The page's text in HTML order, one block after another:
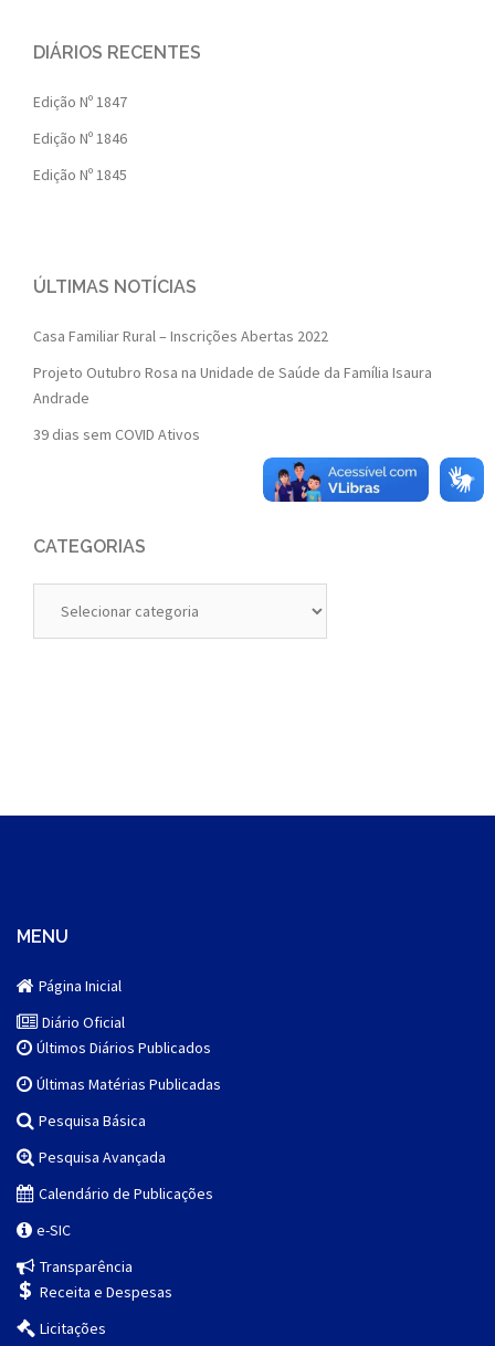
DIÁRIOS RECENTES
Edição Nº 1847
Edição Nº 1846
Edição Nº 1845
ÚLTIMAS NOTÍCIAS
Casa Familiar Rural – Inscrições Abertas 2022
Projeto Outubro Rosa na Unidade de Saúde da Família Isaura
Andrade
39 dias sem COVID Ativos
CATEGORIAS
MENU
Página Inicial
Diário Oficial
Últimos Diários Publicados
Últimas Matérias Publicadas
Pesquisa Básica
Pesquisa Avançada
Calendário de Publicações
e-SIC
Transparência
Receita e Despesas
Licitações